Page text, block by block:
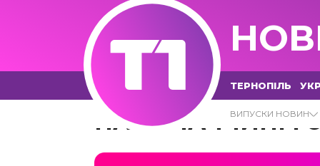
ТЕРНОПІЛЬ
ВИПУСКИ НОВИН
НА БУЧАЧЧИНІ